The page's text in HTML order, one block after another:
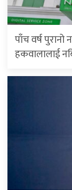
पाँच वर्ष
हकवालालाई